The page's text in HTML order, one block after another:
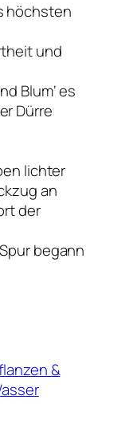
höchsten
und
Blum‘ es
Dürre
lichter
an
der
begann
&